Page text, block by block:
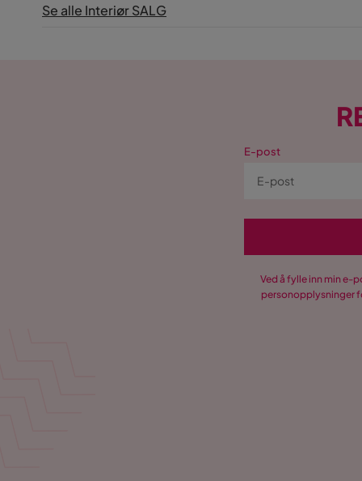
Se alle Interiør SALG
E-post
Ved å fylle inn min e-
personopplysninger